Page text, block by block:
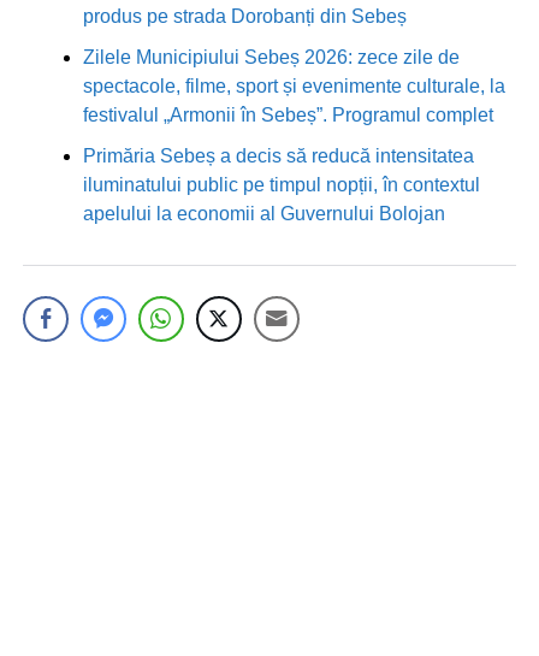
produs pe strada Dorobanți din Sebeș
Zilele Municipiului Sebeș 2026: zece zile de
spectacole, filme, sport și evenimente culturale, la
festivalul „Armonii în Sebeș”. Programul complet
Primăria Sebeș a decis să reducă intensitatea
iluminatului public pe timpul nopții, în contextul
apelului la economii al Guvernului Bolojan